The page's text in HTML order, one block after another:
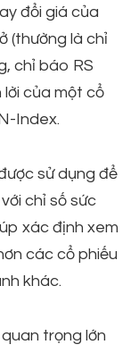
đổi giá của
(thường là chỉ
chỉ báo RS
lời của một cổ
Index.
sử dụng để
chỉ số sức
xác định xem
các cổ phiếu
khác.
trọng lớn